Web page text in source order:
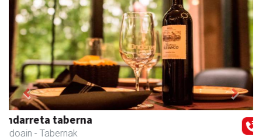
Elizondo taberna
Andoain -
Previous Next